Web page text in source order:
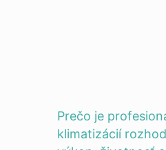
Prečo je
klimatizácií